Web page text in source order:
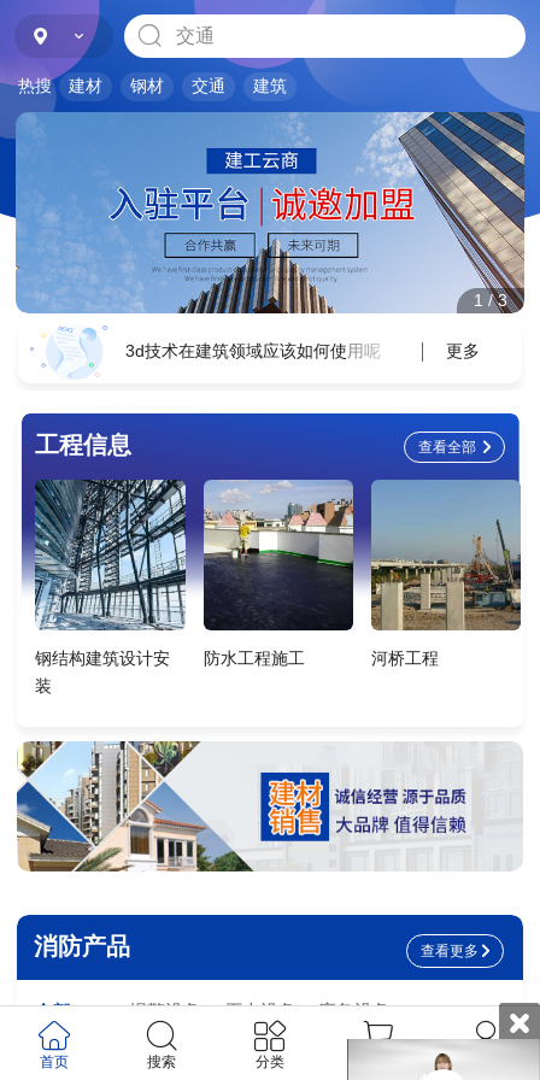
建筑
热搜 建材 钢材 交通 建筑
1 /3
3d技术在建筑领域应该如何使用呢 更多
工程信息 查看全部
钢结构建筑设计安
装
防水工程施工 河桥工程
消防产品 查看更多
全部 报警设备 灭火设备 应急设备
首页 搜索 分类